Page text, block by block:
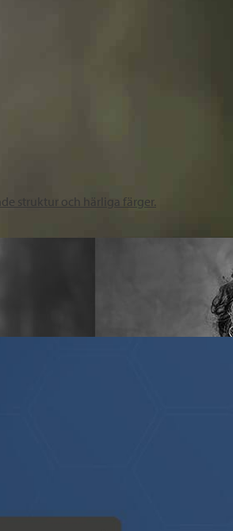
struktur och härliga färger.